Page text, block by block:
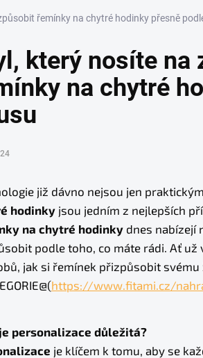
řemínky na chytré hodinky přesně
který nosíte
na chytré
již dávno nejsou jen
hodinky jsou jedním z nejlepších
na chytré hodinky dnes nabízejí
podle toho, co máte rádi. Ať už
jak si řemínek přizpůsobit
https://www.fitami.cz/
personalizace důležitá?
je klíčem k tomu, aby se